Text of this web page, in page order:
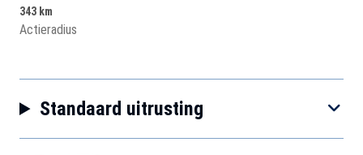
343 km
Actieradius
Standaard uitrusting